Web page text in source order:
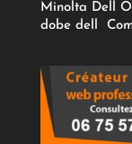
Minolta Dell
dobe dell